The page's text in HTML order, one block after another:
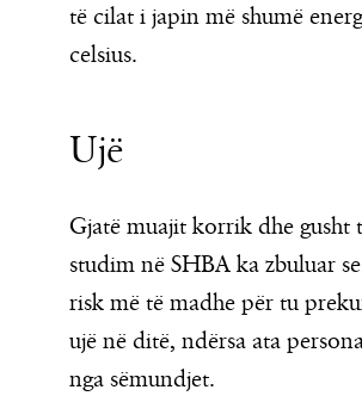
të cilat i japin më shumë
celsius.
Ujë
Gjatë muajit korrik dhe gusht
studim në SHBA ka zbuluar
risk më të madhe për tu
ujë në ditë, ndërsa ata
nga sëmundjet.